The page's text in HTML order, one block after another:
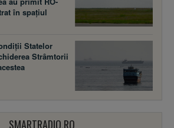
în spațiul
Statelor
Strâmtorii
SMARTRADIO.RO